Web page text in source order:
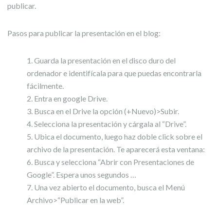
publicar.
Pasos para publicar la presentación en el blog:
Guarda la presentación en el disco duro del
ordenador e identifícala para que puedas encontrarla
fácilmente.
Entra en google Drive.
Busca en el Drive la opción (+Nuevo)>Subir.
Selecciona la presentación y cárgala al “Drive”.
Ubica el documento, luego haz doble click sobre el
archivo de la presentación. Te aparecerá esta ventana:
Busca y selecciona “Abrir con Presentaciones de
Google”. Espera unos segundos …
Una vez abierto el documento, busca el Menú
Archivo>“Publicar en la web”.